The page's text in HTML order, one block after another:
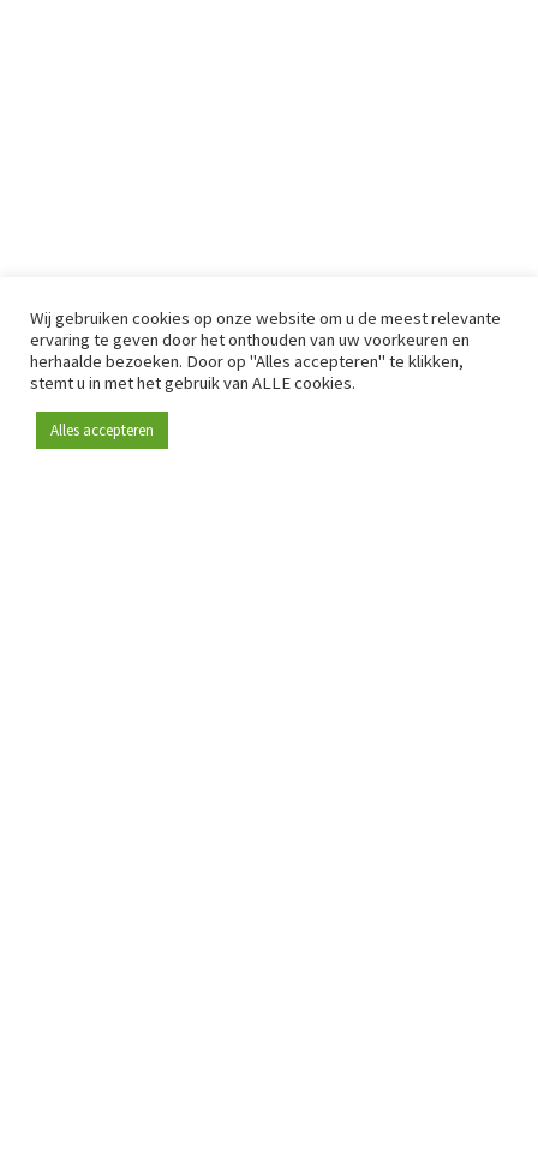
Wij gebruiken cookies op onze website om u de meest relevante
ervaring te geven door het onthouden van uw voorkeuren en
herhaalde bezoeken. Door op "Alles accepteren" te klikken,
stemt u in met het gebruik van ALLE cookies.
Alles accepteren